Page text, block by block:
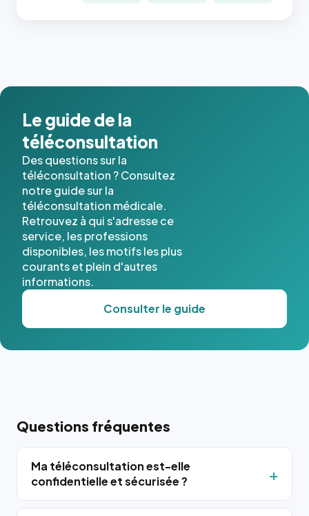
Le guide de la
téléconsultation
Des questions sur la
téléconsultation ? Consultez
notre guide sur la
téléconsultation médicale.
Retrouvez à qui s'adresse ce
service, les professions
disponibles, les motifs les plus
courants et plein d'autres
informations.
Consulter le guide
Questions fréquentes
Ma téléconsultation est-elle
confidentielle et sécurisée ?